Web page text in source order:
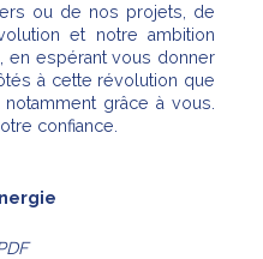
ou de nos projets, de
et notre ambition
en espérant vous donner
à cette révolution que
grâce à vous.
confiance.